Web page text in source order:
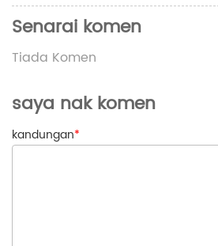
Senarai komen
Tiada Komen
saya nak komen
kandungan*